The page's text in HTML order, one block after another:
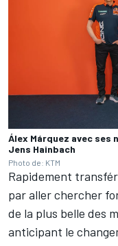
Álex Márquez avec ses
Jens Hainbach
Photo de: KTM
Rapidement
par aller chercher
de la plus belle des
anticipant le